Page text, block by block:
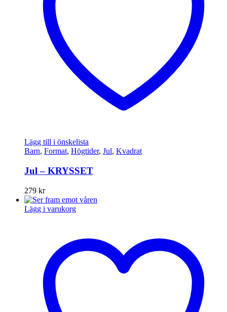
Lägg till i önskelista
Barn, Format, Högtider, Jul, Kvadrat
Jul – KRYSSET
279 kr
Lägg i varukorg